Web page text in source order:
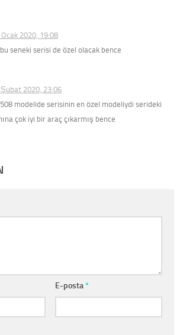
Ocak 2020, 19:08
seneki serisi de özel olacak bence
Şubat 2020, 23:06
modelide serisinin en özel modeliydi serideki
çok iyi bir araç çıkarmış bence
E-posta*